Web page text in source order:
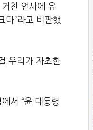
친 언사에 유
다”라고 비판했
우리가 자초한
서 “윤 대통령